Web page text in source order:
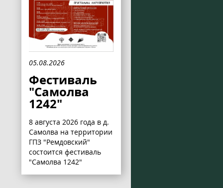
05.08.2026
Фестиваль
"Самолва
1242"
8 августа 2026 года в д.
Самолва на территории
ГПЗ "Ремдовский"
состоится фестиваль
"Самолва 1242"